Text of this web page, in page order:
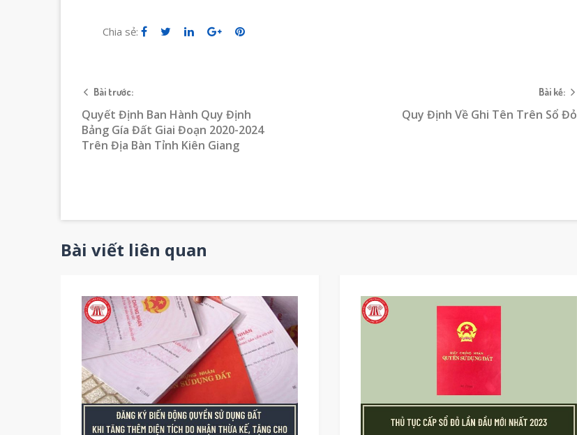
Chia sẻ:
Bài trước:
Quyết Định Ban Hành Quy Định
Bảng Gía Đất Giai Đoạn 2020-2024
Trên Địa Bàn Tỉnh Kiên Giang
Bài kế:
Quy Định Về Ghi Tên Trên Sổ Đỏ
Bài viết liên quan